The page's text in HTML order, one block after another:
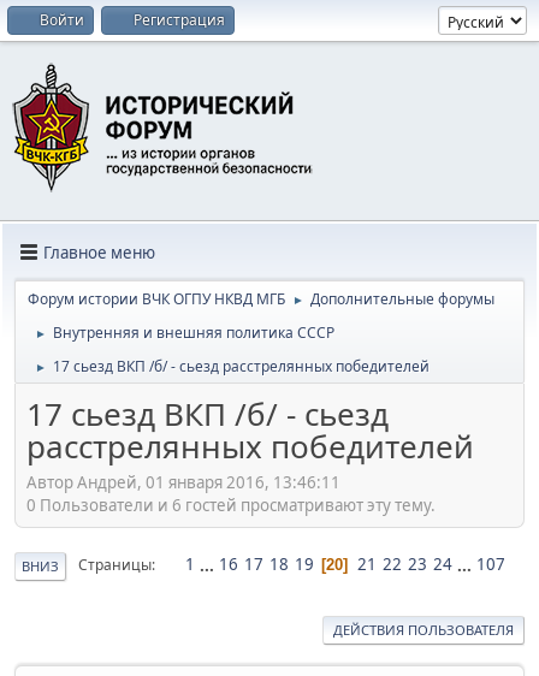
Войти Регистрация
Главное меню
Форум истории ВЧК ОГПУ НКВД МГБ ► Дополнительные форумы
► Внутренняя и внешняя политика СССР
► 17 сьезд ВКП /б/ - сьезд расстрелянных победителей
17 сьезд ВКП /б/ - сьезд
расстрелянных победителей
Автор Андрей, 01 января 2016, 13:46:11
0 Пользователи и 6 гостей просматривают эту тему.
ВНИЗ Страницы 1 ... 16 17 18 19 20 21 22 23 24 ... 107
ДЕЙСТВИЯ ПОЛЬЗОВАТЕЛЯ